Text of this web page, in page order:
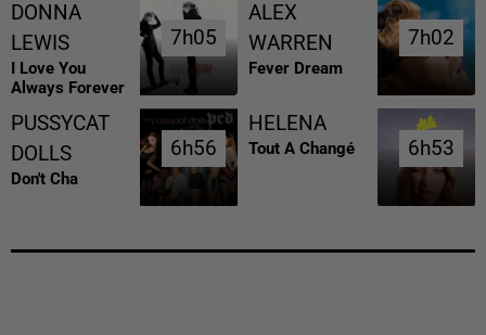
DONNA
LEWIS
I Love You
Always Forever
7h05
7h05
ALEX
WARREN
Fever Dream
7h02
7h02
PUSSYCAT
DOLLS
Don't Cha
6h56
6h56
HELENA
Tout A Changé 6h53
6h53